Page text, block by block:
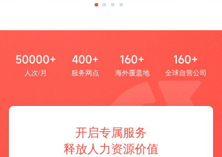
50000+
人次/月
400+
服务网点
160+
海外覆盖地
160+
全球自营公司
开启专属服务
释放人力资源价值